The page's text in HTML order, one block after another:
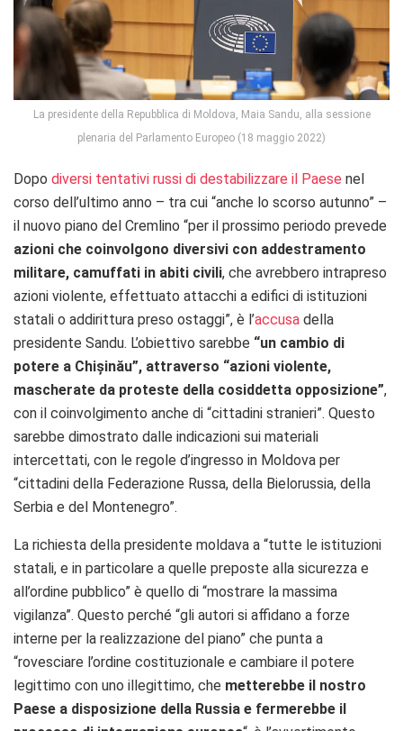
La presidente della Repubblica di Moldova, Maia Sandu, alla sessione
plenaria del Parlamento Europeo (18 maggio 2022)
Dopo diversi tentativi russi di destabilizzare il Paese nel
corso dell’ultimo anno – tra cui “anche lo scorso autunno” –
il nuovo piano del Cremlino “per il prossimo periodo prevede
azioni che coinvolgono diversivi con addestramento
militare, camuffati in abiti civili, che avrebbero intrapreso
azioni violente, effettuato attacchi a edifici di istituzioni
statali o addirittura preso ostaggi”, è l’accusa della
presidente Sandu. L’obiettivo sarebbe “un cambio di
potere a Chișinău”, attraverso “azioni violente,
mascherate da proteste della cosiddetta opposizione”,
con il coinvolgimento anche di “cittadini stranieri”. Questo
sarebbe dimostrato dalle indicazioni sui materiali
intercettati, con le regole d’ingresso in Moldova per
“cittadini della Federazione Russa, della Bielorussia, della
Serbia e del Montenegro”.
La richiesta della presidente moldava a “tutte le istituzioni
statali, e in particolare a quelle preposte alla sicurezza e
all’ordine pubblico” è quello di “mostrare la massima
vigilanza”. Questo perché “gli autori si affidano a forze
interne per la realizzazione del piano” che punta a
“rovesciare l’ordine costituzionale e cambiare il potere
legittimo con uno illegittimo, che metterebbe il nostro
Paese a disposizione della Russia e fermerebbe il